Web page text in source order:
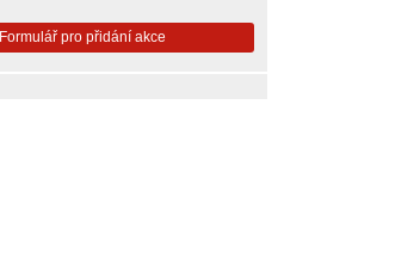
Formulář pro přidání akce